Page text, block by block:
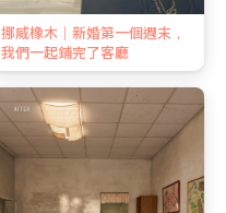
挪威橡木｜新婚第一個週末，
我們一起鋪完了客廳